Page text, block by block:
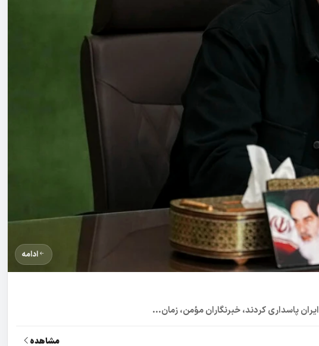
ادامه
پاسداری کردند، خبرنگاران مؤمن، زمان‌...
مشاهده